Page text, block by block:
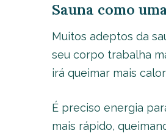
Sauna como
Muitos adeptos da
seu corpo trabalha
irá queimar mais
É preciso energia
mais rápido,